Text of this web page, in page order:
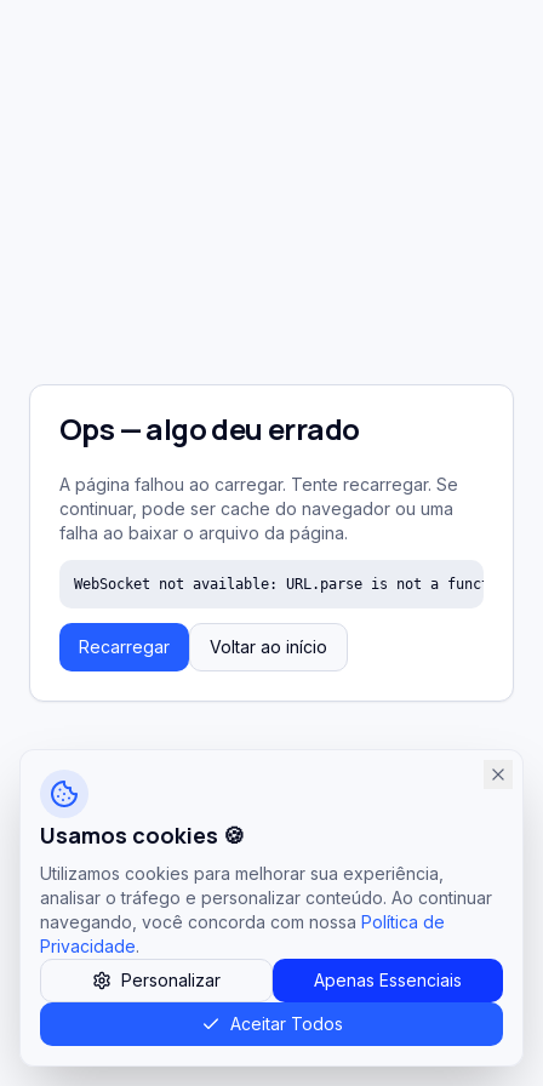
Ops — algo deu errado
A página falhou ao carregar. Tente recarregar. Se
continuar, pode ser cache do navegador ou uma
falha ao baixar o arquivo da página.
WebSocket not available: URL.parse is not a function
Recarregar Voltar ao início
Usamos cookies 🍪
Utilizamos cookies para melhorar sua experiência,
analisar o tráfego e personalizar conteúdo. Ao continuar
navegando, você concorda com nossa Política de
Privacidade.
Personalizar
Apenas Essenciais
Aceitar Todos